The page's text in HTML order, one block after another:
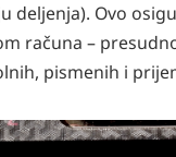
deljenja). Ovo
računa –
pismenih i